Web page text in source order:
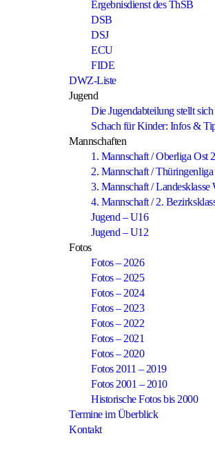
Ergebnisdienst des ThSB
DSB
DSJ
ECU
FIDE
DWZ-Liste
Jugend
Die Jugendabteilung stellt
Schach für Kinder: Infos &
Mannschaften
1. Mannschaft / Oberliga Ost
2. Mannschaft / Thüringenliga
3. Mannschaft / Landesklasse
4. Mannschaft / 2.
Jugend – U16
Jugend – U12
Fotos
Fotos – 2026
Fotos – 2025
Fotos – 2024
Fotos – 2023
Fotos – 2022
Fotos – 2021
Fotos – 2020
Fotos 2011 – 2019
Fotos 2001 – 2010
Historische Fotos bis 2000
Termine im Überblick
Kontakt